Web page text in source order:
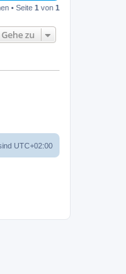
• Seite 1 von 1
Gehe zu
UTC+02:00